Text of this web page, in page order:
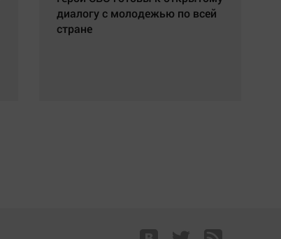
диалогу с молодежью по всей
стране